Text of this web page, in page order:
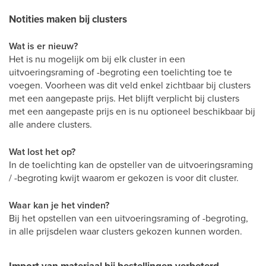
Notities maken bij clusters
Wat is er nieuw?
Het is nu mogelijk om bij elk cluster in een
uitvoeringsraming of -begroting een toelichting toe te
voegen. Voorheen was dit veld enkel zichtbaar bij clusters
met een aangepaste prijs. Het blijft verplicht bij clusters
met een aangepaste prijs en is nu optioneel beschikbaar bij
alle andere clusters.
Wat lost het op?
In de toelichting kan de opsteller van de uitvoeringsraming
/ -begroting kwijt waarom er gekozen is voor dit cluster.
Waar kan je het vinden?
Bij het opstellen van een uitvoeringsraming of -begroting,
in alle prijsdelen waar clusters gekozen kunnen worden.